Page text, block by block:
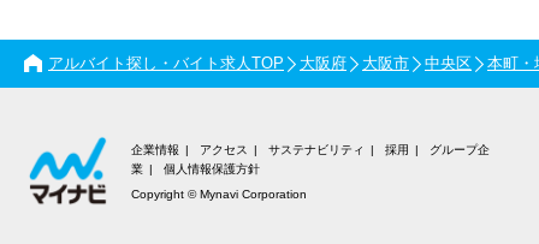
アルバイト探し・バイト求人TOP 大阪府 大阪市 中央区 本町・
企業情報 アクセス サステナビリティ 採用
グループ企
業
個人情報保護方針
Copyright © Mynavi Corporation